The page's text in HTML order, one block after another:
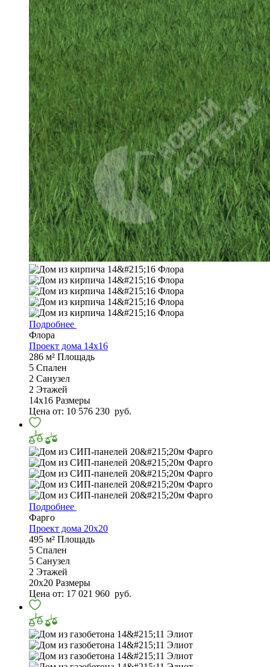
Подробнее
Флора
Проект дома 14х16
286 м² Площадь
5 Спален
2 Санузел
2 Этажей
14х16 Размеры
Цена от: 10 576 230 руб.
Подробнее
Фарго
Проект дома 20х20
495 м² Площадь
5 Спален
5 Санузел
2 Этажей
20х20 Размеры
Цена от: 17 021 960 руб.